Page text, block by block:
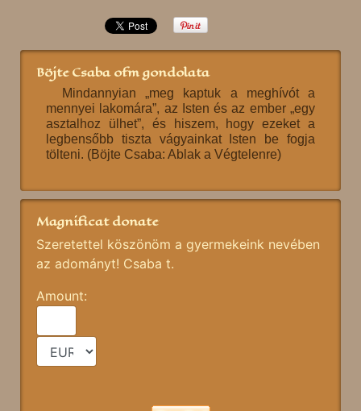
Böjte Csaba ofm gondolata
Mindannyian „meg kaptuk a meghívót a
mennyei lakomára”, az Isten és az ember „egy
asztalhoz ülhet”, és hiszem, hogy ezeket a
legbensőbb tiszta vágyainkat Isten be fogja
tölteni. (Böjte Csaba: Ablak a Végtelenre)
Magnificat donate
Szeretettel köszönöm a gyermekeink nevében
az adományt! Csaba t.
Amount: